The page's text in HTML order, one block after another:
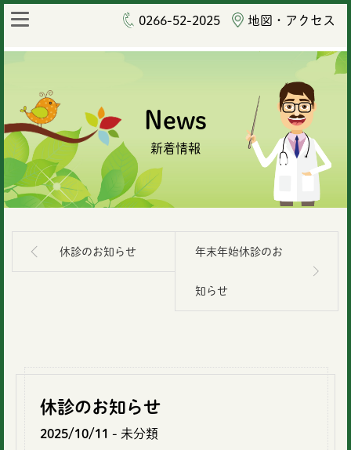
0266-52-2025 地図・アクセス
News
新着情報
休診のお知らせ 年末年始休診のお
知らせ
休診のお知らせ
2025/10/11 - 未分類